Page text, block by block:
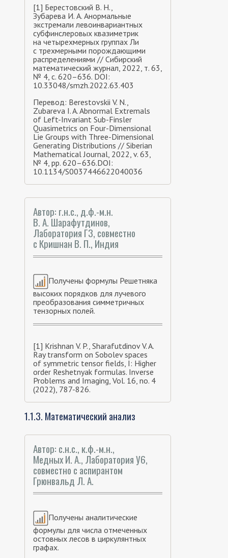
[1] Берестовский В. Н.,
Зубарева И. А. Анормальные
экстремали левоинвариантных
субфинслеровых квазиметрик
на четырехмерных группах Ли
с трехмерными порождающими
распределениями // Сибирский
математический журнал, 2022, т. 63,
№ 4, с. 620–636. DOI:
10.33048/smzh.2022.63.403
Перевод: Berestovskii V. N.,
Zubareva I. A. Abnormal Extremals
of Left-Invariant Sub-Finsler
Quasimetrics on Four-Dimensional
Lie Groups with Three-Dimensional
Generating Distributions // Siberian
Mathematical Journal, 2022, v. 63,
№ 4, pp. 620–636.DOI:
10.1134/S0037446622040036
Автор: г.н.с., д.ф.-м.н.
В. А. Шарафутдинов,
Лаборатория Г3, совместно
с Кришнан В. П., Индия
Получены формулы Решетняка
высоких порядков для лучевого
преобразования симметричных
тензорных полей.
[1] Krishnan V. P., Sharafutdinov V. A.
Ray transform on Sobolev spaces
of symmetric tensor fields, I: Higher
order Reshetnyak formulas. Inverse
Problems and Imaging, Vol. 16, no. 4
(2022), 787-826.
1.1.3. Математический анализ
Автор: с.н.с., к.ф.-м.н.,
Медных И. А., Лаборатория У6,
совместно с аспирантом
Грюнвальд Л. А.
Получены аналитические
формулы для числа отмеченных
остовных лесов в циркулянтных
графах.